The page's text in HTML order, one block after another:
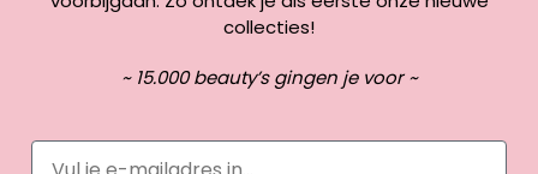
collecties!
~ 15.000 beauty’s gingen je voor ~